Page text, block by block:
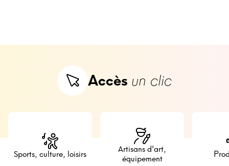
Accès un clic
Sports, culture, loisirs
Artisans d'art,
équipement